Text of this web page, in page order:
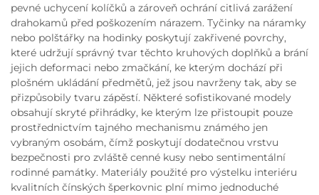
pevné uchycení kolíčků a zároveň ochrání citlivá zarážení
drahokamů před poškozením nárazem. Tyčinky na náramky
nebo polštářky na hodinky poskytují zakřivené povrchy,
které udržují správný tvar těchto kruhových doplňků a brání
jejich deformaci nebo zmačkání, ke kterým dochází při
plošném ukládání předmětů, jež jsou navrženy tak, aby se
přizpůsobily tvaru zápěstí. Některé sofistikované modely
obsahují skryté přihrádky, ke kterým lze přistoupit pouze
prostřednictvím tajného mechanismu známého jen
vybraným osobám, čímž poskytují dodatečnou vrstvu
bezpečnosti pro zvláště cenné kusy nebo sentimentální
rodinné památky. Materiály použité pro výstelku interiéru
kvalitních čínských šperkovnic plní mimo jednoduché